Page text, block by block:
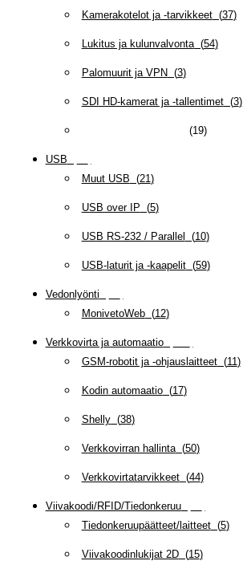
Kamerakotelot ja -tarvikkeet(37)
Lukitus ja kulunvalvonta(54)
Palomuurit ja VPN (3)
SDI HD-kamerat ja -tallentimet(3)
(19)
USB
Muut USB (21)
USB over IP (5)
USB RS-232 / Parallel (10)
USB-laturit ja -kaapelit(59)
Vedonlyönti
MonivetoWeb(12)
Verkkovirta ja automaatio(
GSM-robotit ja -ohjauslaitteet(11)
Kodin automaatio(17)
Shelly(38)
Verkkovirran hallinta(50)
Verkkovirtatarvikkeet(44)
Viivakoodi/RFID/Tiedonkeruu(
Tiedonkeruupäätteet/laitteet(5)
Viivakoodinlukijat 2D(15)